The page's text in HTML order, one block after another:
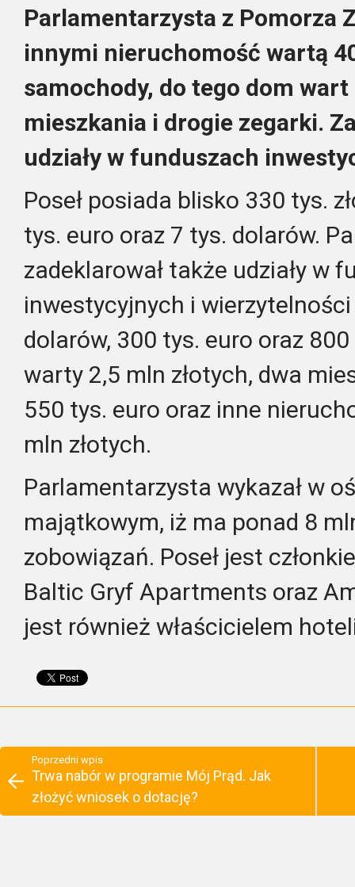
Parlamentarzysta z Pomorza
innymi nieruchomość wartą
samochody, do tego dom
mieszkania i drogie zegarki.
udziały w funduszach
Poseł posiada blisko 330 tys.
tys. euro oraz 7 tys. dolarów.
zadeklarował także udziały w
inwestycyjnych i
dolarów, 300 tys. euro oraz
warty 2,5 mln złotych, dwa
550 tys. euro oraz inne
mln złotych.
Parlamentarzysta wykazał w
majątkowym, iż ma ponad 8
zobowiązań. Poseł jest
Baltic Gryf Apartments oraz
jest również właścicielem
Poprzedni wpis
Trwa nabór w programie Mój Prąd. Jak
złożyć wniosek o dotację?